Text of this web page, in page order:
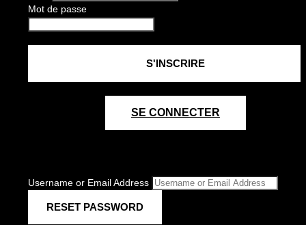
Mot de passe
SE CONNECTER
Username or Email Address